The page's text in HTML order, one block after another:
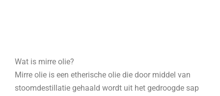
Wat is mirre olie?
Mirre olie is een etherische olie die door middel van
stoomdestillatie gehaald wordt uit het gedroogde sap